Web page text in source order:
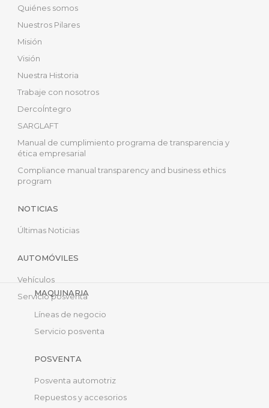
Quiénes somos
Nuestros Pilares
Misión
Visión
Nuestra Historia
Trabaje con nosotros
DercoÍntegro
SARGLAFT
Manual de cumplimiento programa de transparencia y
ética empresarial
Compliance manual transparency and business ethics
program
NOTICIAS
Últimas Noticias
AUTOMÓVILES
Vehículos
Servicio posventa
MAQUINARIA
Líneas de negocio
Servicio posventa
POSVENTA
Posventa automotriz
Repuestos y accesorios